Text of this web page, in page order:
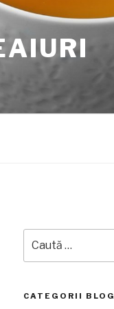
după:
CATEGORII BLOG